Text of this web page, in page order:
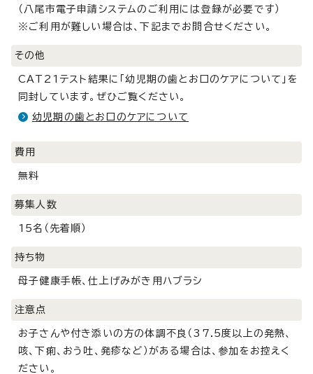
（八尾市電子申請システムのご利用には登録が必要です）
※ご利用が難しい場合は、下記までお問合せください。
その他
CAT21テスト結果に「幼児期の歯とお口のケアについて」を
同封しています。ぜひご覧ください。
幼児期の歯とお口のケアについて
費用
無料
募集人数
15名（先着順）
持ち物
母子健康手帳、仕上げみがき用ハブラシ
注意点
お子さんや付き添いの方の体調不良（37.5度以上の発熱、
咳、下痢、おう吐、発疹など）がある場合は、参加をお控えく
ださい。